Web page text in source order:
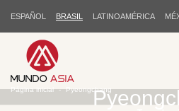
ESPAÑOL BRASIL LATINOAMÉRICA
Página inicial Pyeongchang